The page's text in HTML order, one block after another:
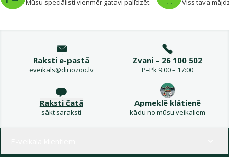
Mūsu speciālisti vienmēr gatavi palīdzēt. Viss tava
Raksti e-pastā
eveikals@dinozoo.lv
Zvani – 26 100 502
P–Pk 9:00 – 17:00
Raksti čatā
sākt saraksti
Apmeklē klātienē
kādu no mūsu veikaliem